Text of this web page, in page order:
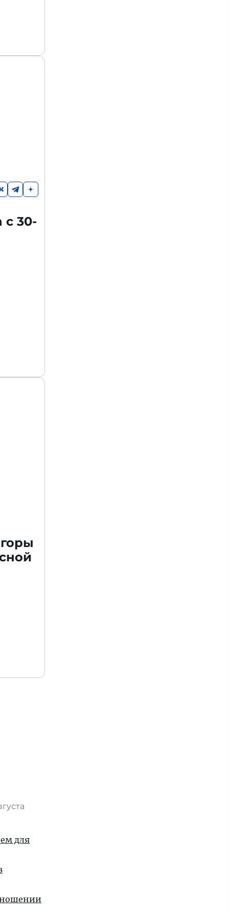
с 30-
для